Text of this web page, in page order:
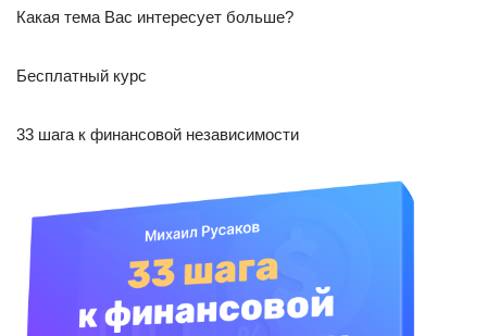
Какая тема Вас интересует больше?
Бесплатный курс
33 шага к финансовой независимости